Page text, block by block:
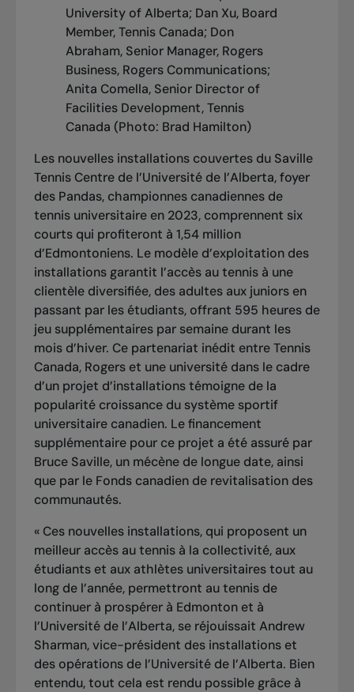
University of Alberta; Dan Xu, Board
Member, Tennis Canada; Don
Abraham, Senior Manager, Rogers
Business, Rogers Communications;
Anita Comella, Senior Director of
Facilities Development, Tennis
Canada (Photo: Brad Hamilton)
Les nouvelles installations couvertes du Saville
Tennis Centre de l’Université de l’Alberta,foyer
des Pandas, championnes canadiennes de
tennis universitaire en 2023, comprennent six
courts qui profiteront à 1,54 million
d’Edmontoniens. Le modèle d’exploitation des
installations garantit l’accès au tennis à une
clientèle diversifiée, des adultes aux juniors en
passant par les étudiants, offrant 595 heures de
jeu supplémentaires par semaine durant les
mois d’hiver. Ce partenariat inédit entre Tennis
Canada, Rogers et une université dans le cadre
d’un projet d’installations témoigne de la
popularité croissance du système sportif
universitaire canadien. Le financement
supplémentaire pour ce projet a été assuré par
Bruce Saville, un mécène de longue date, ainsi
que par le Fonds canadien de revitalisation des
communautés.
« Ces nouvelles installations, qui proposent un
meilleur accès au tennis à la collectivité, aux
étudiants et aux athlètes universitaires tout au
long de l’année, permettront au tennis de
continuer à prospérer à Edmonton et à
l’Université de l’Alberta, se réjouissait Andrew
Sharman, vice-président des installations et
des opérations de l’Université de l’Alberta. Bien
entendu, tout cela est rendu possible grâce à